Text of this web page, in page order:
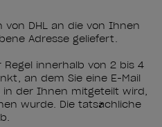
von DHL an die von Ihnen
Adresse geliefert.
innerhalb von 2 bis 4
an dem Sie eine E-Mail
in der Ihnen mitgeteilt wird,
wurde. Die tatsächliche